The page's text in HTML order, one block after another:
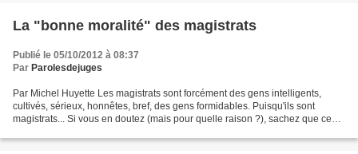
La "bonne moralité" des magistrats
Publié le 05/10/2012 à 08:37
Par Parolesdejuges
Par Michel Huyette Les magistrats sont forcément des gens intelligents,
cultivés, sérieux, honnêtes, bref, des gens formidables. Puisqu'ils sont
magistrats... Si vous en doutez (mais pour quelle raison ?), sachez que ce